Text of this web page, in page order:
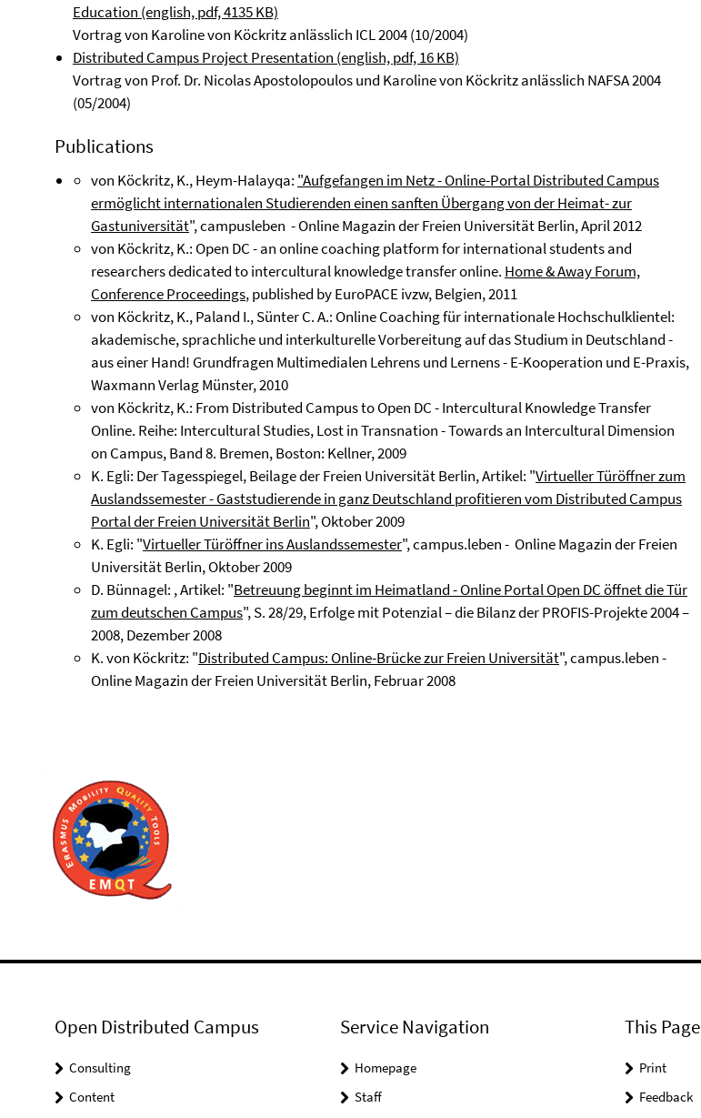
Education (english, pdf, 4135 KB)
Vortrag von Karoline von Köckritz anlässlich ICL 2004 (10/2004)
Distributed Campus Project Presentation (english, pdf, 16 KB)
Vortrag von Prof. Dr. Nicolas Apostolopoulos und Karoline von Köckritz anlässlich NAFSA 2004
(05/2004)
Publications
von Köckritz, K., Heym-Halayqa: "Aufgefangen im Netz - Online-Portal Distributed Campus
ermöglicht internationalen Studierenden einen sanften Übergang von der Heimat- zur
Gastuniversität", campusleben - Online Magazin der Freien Universität Berlin, April 2012
von Köckritz, K.: Open DC - an online coaching platform for international students and
researchers dedicated to intercultural knowledge transfer online. Home & Away Forum,
Conference Proceedings, published by EuroPACE ivzw, Belgien, 2011
von Köckritz, K., Paland I., Sünter C. A.: Online Coaching für internationale Hochschulklientel:
akademische, sprachliche und interkulturelle Vorbereitung auf das Studium in Deutschland -
aus einer Hand! Grundfragen Multimedialen Lehrens und Lernens - E-Kooperation und E-Praxis,
Waxmann Verlag Münster, 2010
von Köckritz, K.: From Distributed Campus to Open DC - Intercultural Knowledge Transfer
Online. Reihe: Intercultural Studies, Lost in Transnation - Towards an Intercultural Dimension
on Campus, Band 8. Bremen, Boston: Kellner, 2009
K. Egli: Der Tagesspiegel, Beilage der Freien Universität Berlin, Artikel: "Virtueller Türöffner zum
Auslandssemester - Gaststudierende in ganz Deutschland profitieren vom Distributed Campus
Portal der Freien Universität Berlin", Oktober 2009
K. Egli: "Virtueller Türöffner ins Auslandssemester", campus.leben - Online Magazin der Freien
Universität Berlin, Oktober 2009
D. Bünnagel: , Artikel: "Betreuung beginnt im Heimatland - Online Portal Open DC öffnet die Tür
zum deutschen Campus", S. 28/29, Erfolge mit Potenzial – die Bilanz der PROFIS-Projekte 2004 –
2008, Dezember 2008
K. von Köckritz: "Distributed Campus: Online-Brücke zur Freien Universität", campus.leben -
Online Magazin der Freien Universität Berlin, Februar 2008
Open Distributed Campus
Consulting
Content
Service Navigation
Homepage
Staff
This Page
Print
Feedback